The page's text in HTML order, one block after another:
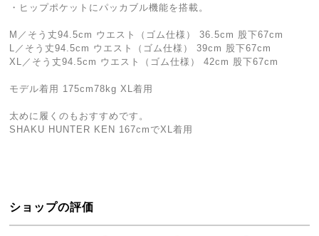
・ヒップポケットにパッカブル機能を搭載。
M／そう丈94.5cm ウエスト（ゴム仕様） 36.5cm 股下67cm
L／そう丈94.5cm ウエスト（ゴム仕様） 39cm 股下67cm
XL／そう丈94.5cm ウエスト（ゴム仕様） 42cm 股下67cm
モデル着用 175cm78kg XL着用
太めに履くのもおすすめです。
SHAKU HUNTER KEN 167cmでXL着用
ショップの評価